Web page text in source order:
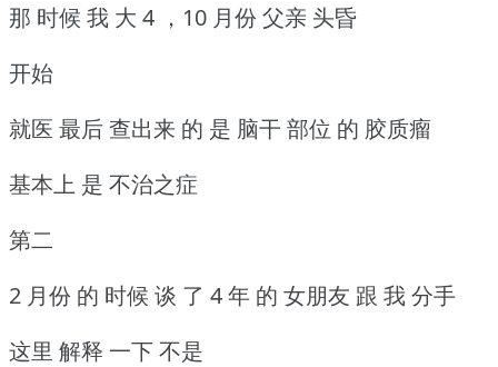
那 时候 我 大 4 ，10 月份 父亲 头昏
开始
就医 最后 查出来 的 是 脑干 部位 的 胶质瘤
基本上 是 不治之症
第二
2 月份 的 时候 谈 了 4 年 的 女朋友 跟 我 分手
这里 解释 一下 不是